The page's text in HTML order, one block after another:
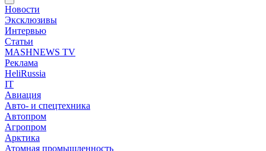
Новости
Эксклюзивы
Интервью
Статьи
MASHNEWS TV
Реклама
HeliRussia
IT
Авиация
Авто- и спецтехника
Автопром
Агропром
Арктика
Атомная промышленность